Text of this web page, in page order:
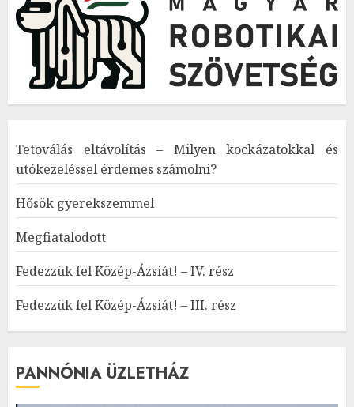
Tetoválás eltávolítás – Milyen kockázatokkal és
utókezeléssel érdemes számolni?
Hősök gyerekszemmel
Megfiatalodott
Fedezzük fel Közép-Ázsiát! – IV. rész
Fedezzük fel Közép-Ázsiát! – III. rész
PANNÓNIA ÜZLETHÁZ